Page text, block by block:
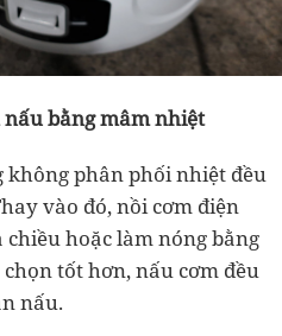
bằng mâm nhiệt
phân phối nhiệt đều
vào đó, nồi cơm điện
hoặc làm nóng bằng
tốt hơn, nấu cơm đều
nấu.